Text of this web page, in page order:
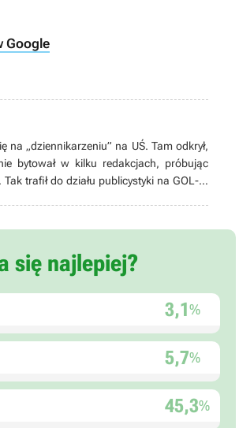
Google
na „dziennikarzeniu” na UŚ. Tam odkrył,
bytował w kilku redakcjach, próbując
trafił do działu publicystyki na GOL-u,
zaś czytać lubi mangę i fantastykę. A
się najlepiej?
3,1%
5,7%
45,3%